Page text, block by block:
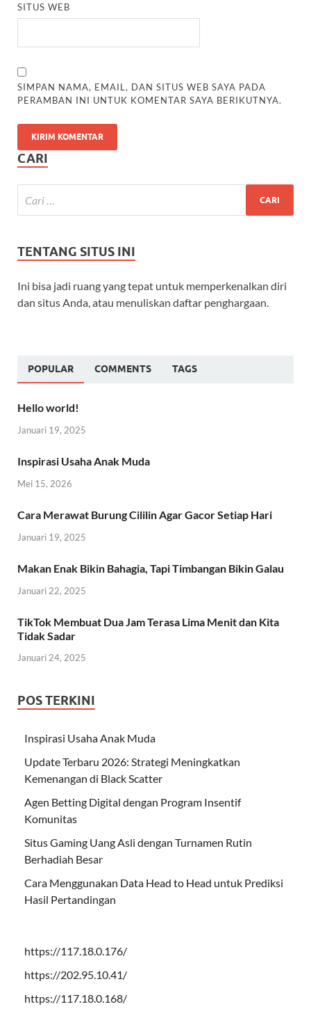
SITUS WEB
SIMPAN NAMA, EMAIL, DAN SITUS WEB SAYA PADA
PERAMBAN INI UNTUK KOMENTAR SAYA BERIKUTNYA.
CARI
TENTANG SITUS INI
Ini bisa jadi ruang yang tepat untuk memperkenalkan diri
dan situs Anda, atau menuliskan daftar penghargaan.
POPULAR COMMENTS TAGS
Hello world!
Januari 19, 2025
Inspirasi Usaha Anak Muda
Mei 15, 2026
Cara Merawat Burung Cililin Agar Gacor Setiap Hari
Januari 19, 2025
Makan Enak Bikin Bahagia, Tapi Timbangan Bikin Galau
Januari 22, 2025
TikTok Membuat Dua Jam Terasa Lima Menit dan Kita
Tidak Sadar
Januari 24, 2025
POS TERKINI
Inspirasi Usaha Anak Muda
Update Terbaru 2026: Strategi Meningkatkan
Kemenangan di Black Scatter
Agen Betting Digital dengan Program Insentif
Komunitas
Situs Gaming Uang Asli dengan Turnamen Rutin
Berhadiah Besar
Cara Menggunakan Data Head to Head untuk Prediksi
Hasil Pertandingan
https://117.18.0.176/
https://202.95.10.41/
https://117.18.0.168/